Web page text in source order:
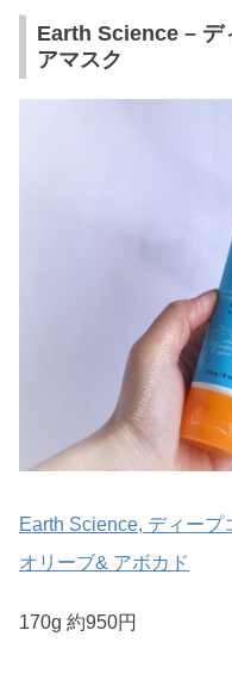
Earth Science – デ
アマスク
Earth Science, ディー
オリーブ& アボカド
170g 約950円